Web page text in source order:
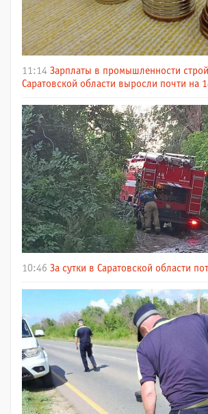
11:14 Зарплаты в промышленности
Саратовской области выросли почти на
10:46 За сутки в Саратовской области